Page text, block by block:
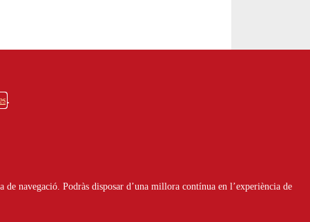
navegació. Podràs disposar d’una millora contínua en l’experiència de